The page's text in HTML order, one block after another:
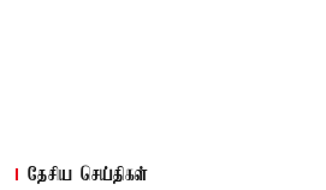
தேசிய செய்திகள்